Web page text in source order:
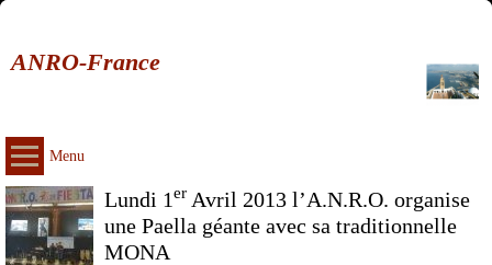
ANRO-France
Menu
Lundi 1er Avril 2013 l’A.N.R.O. organise
une Paella géante avec sa traditionnelle
MONA